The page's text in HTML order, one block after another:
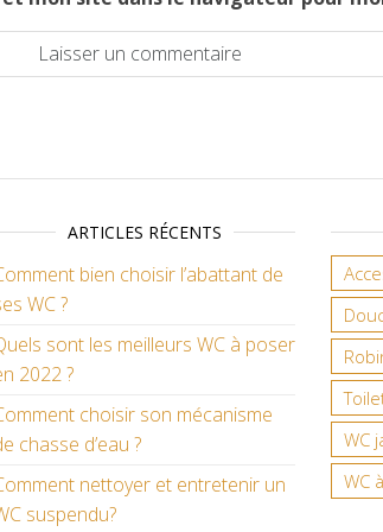
ARTICLES RÉCENTS
bien choisir l’abattant de
WC ?
sont les meilleurs WC à poser
2022 ?
choisir son mécanisme
chasse d’eau ?
nettoyer et entretenir un
suspendu?
WC
WC